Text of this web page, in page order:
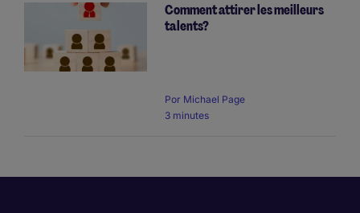
Comment attirer les meilleurs
talents?
Por Michael Page
3 minutes